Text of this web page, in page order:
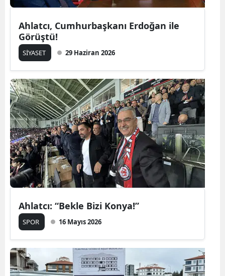
Ahlatcı, Cumhurbaşkanı Erdoğan ile
Görüştü!
SİYASET 29 Haziran 2026
Ahlatcı: “Bekle Bizi Konya!”
SPOR 16 Mayıs 2026